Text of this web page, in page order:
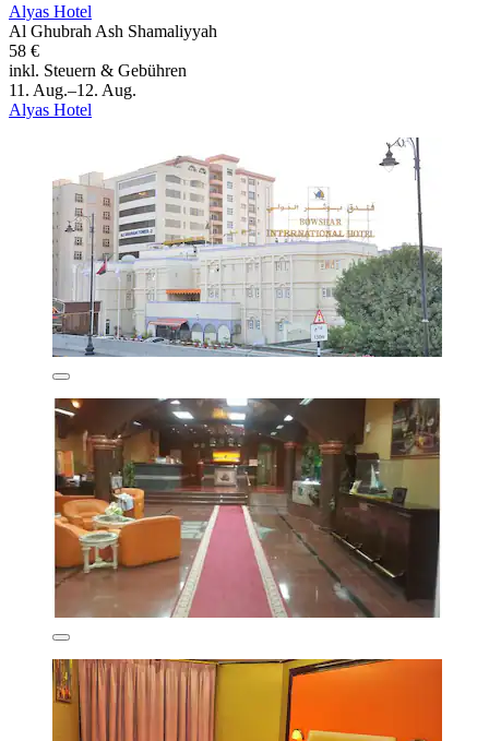
Alyas Hotel
Al Ghubrah Ash Shamaliyyah
58 €
inkl. Steuern & Gebühren
11. Aug.–12. Aug.
Alyas Hotel